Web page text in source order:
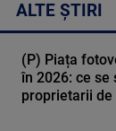
ALTE ȘTIRI
(P) Piața
în 2026: ce se
proprietarii